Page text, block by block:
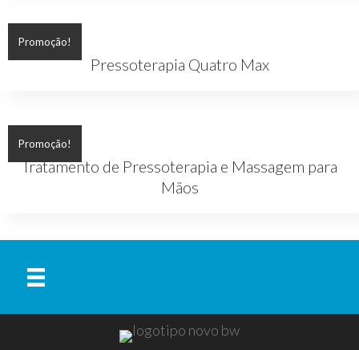
Promoção!
Pressoterapia Quatro Max
Promoção!
Tratamento de Pressoterapia e Massagem para
Mãos